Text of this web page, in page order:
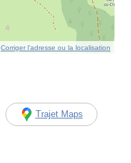
Corriger l’adresse ou la localisation
Trajet Maps